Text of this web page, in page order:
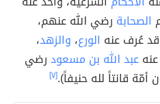
الصحابة رضي الله عنهم،
عُرف عنه الورع، والزهد،
عبد الله بن مسعودرضي
قانتاً لله حنيفاً).[٧]